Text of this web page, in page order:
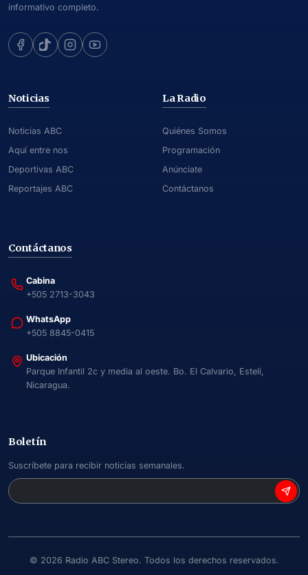
informativo completo.
Noticias
Noticias ABC
Aquí entre nos
Deportivas ABC
Reportajes ABC
La Radio
Quiénes Somos
Programación
Anúnciate
Contáctanos
Contáctanos
Cabina
+505 2713-3043
WhatsApp
+505 8845-0415
Ubicación
Parque Infantil 2c y media al oeste. Bo. El Calvario, Estelí,
Nicaragua.
Boletín
Suscríbete para recibir noticias semanales.
© 2026 Radio ABC Stereo. Todos los derechos reservados.